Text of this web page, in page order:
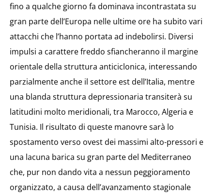
fino a qualche giorno fa dominava incontrastata su
gran parte dell’Europa nelle ultime ore ha subito vari
attacchi che l’hanno portata ad indebolirsi. Diversi
impulsi a carattere freddo sfiancheranno il margine
orientale della struttura anticiclonica, interessando
parzialmente anche il settore est dell’Italia, mentre
una blanda struttura depressionaria transiterà su
latitudini molto meridionali, tra Marocco, Algeria e
Tunisia. Il risultato di queste manovre sarà lo
spostamento verso ovest dei massimi alto-pressori e
una lacuna barica su gran parte del Mediterraneo
che, pur non dando vita a nessun peggioramento
organizzato, a causa dell’avanzamento stagionale